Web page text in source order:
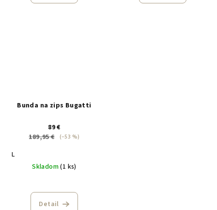
Bunda na zips Bugatti
89 €
189,95 €
(–53 %)
L
Skladom(1 ks)
Detail